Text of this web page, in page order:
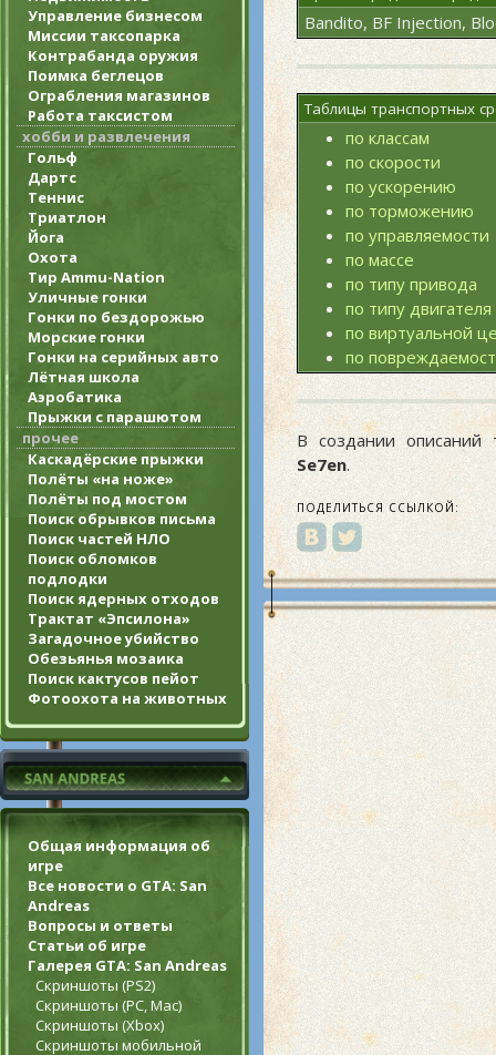
Управление бизнесом
Миссии таксопарка
Контрабанда оружия
Поимка беглецов
Ограбления магазинов
Работа таксистом
хобби и развлечения
Гольф
Дартс
Теннис
Триатлон
Йога
Охота
Тир Ammu-Nation
Уличные гонки
Гонки по бездорожью
Морские гонки
Гонки на серийных авто
Лётная школа
Аэробатика
Прыжки с парашютом
прочее
Каскадёрские прыжки
Полёты «на ноже»
Полёты под мостом
Поиск обрывков письма
Поиск частей НЛО
Поиск обломков
подлодки
Поиск ядерных отходов
Трактат «Эпсилона»
Загадочное убийство
Обезьянья мозаика
Поиск кактусов пейот
Фотоохота на животных
Общая информация об
игре
Все новости о GTA: San
Andreas
Вопросы и ответы
Статьи об игре
Галерея GTA: San Andreas
Скриншоты (PS2)
Скриншоты (PC, Mac)
Скриншоты (Xbox)
Скриншоты мобильной
Bandito, BF Injection,
Таблицы транспортных
по классам
по скорости
по ускорению
по торможению
по управляемости
по массе
по типу привода
по типу двигателя
по виртуальной
по
В создании описаний
Se7en.
ПОДЕЛИТЬСЯ ССЫЛКОЙ: